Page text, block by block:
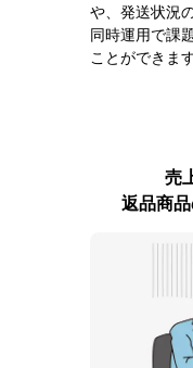
や、発送状況
同時運用で課
ことができます
売
返品商